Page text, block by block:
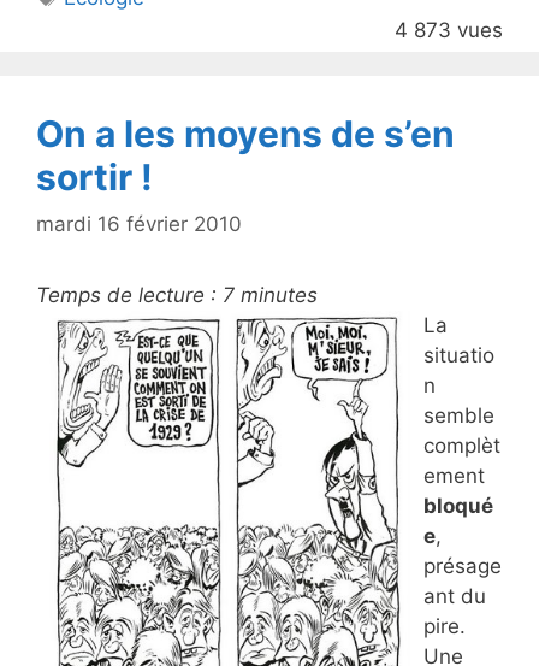
b
k
4 873 vues
On a les moyens de s’en
sortir !
mardi 16 février 2010
Temps de lecture : 7 minutes
La
situatio
n
semble
complèt
ement
bloqué
e,
présage
ant du
pire.
Une